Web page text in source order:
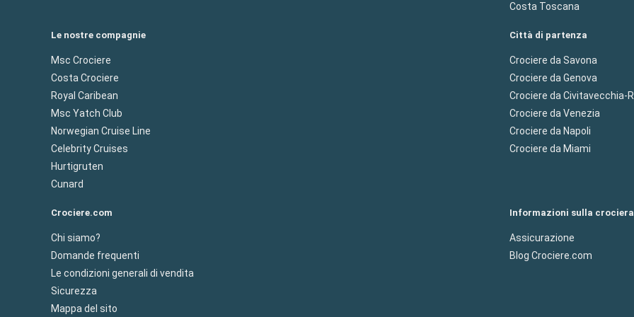
Costa Toscana
Le nostre compagnie
Msc Crociere
Costa Crociere
Royal Caribean
Msc Yatch Club
Norwegian Cruise Line
Celebrity Cruises
Hurtigruten
Cunard
Città di partenza
Crociere da Savona
Crociere da Genova
Crociere da Civitavecchia-
Crociere da Venezia
Crociere da Napoli
Crociere da Miami
Crociere.com
Chi siamo?
Domande frequenti
Le condizioni generali di vendita
Sicurezza
Mappa del sito
Informazioni sulla crociera
Assicurazione
Blog Crociere.com